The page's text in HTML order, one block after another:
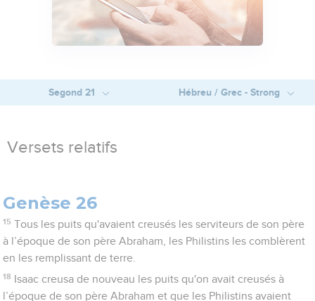
Segond 21 Hébreu / Grec - Strong
Versets relatifs
Genèse 26
15 Tous les puits qu'avaient creusés les serviteurs de son père
à l’époque de son père Abraham, les Philistins les comblèrent
en les remplissant de terre.
18
Isaac creusa de nouveau les puits qu'on avait creusés à
l’époque de son père Abraham et que les Philistins avaient